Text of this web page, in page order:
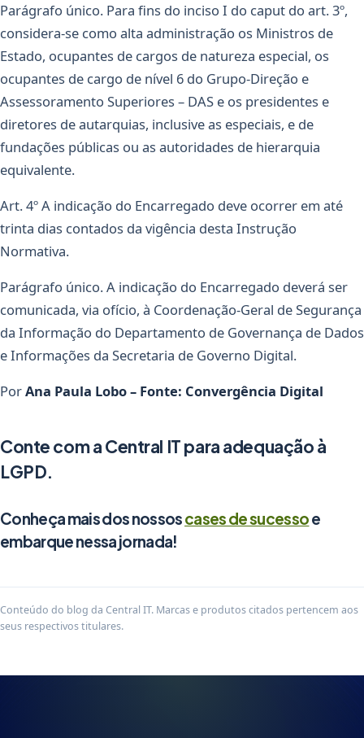
Parágrafo único. Para fins do inciso I do caput do art. 3º,
considera-se como alta administração os Ministros de
Estado, ocupantes de cargos de natureza especial, os
ocupantes de cargo de nível 6 do Grupo-Direção e
Assessoramento Superiores – DAS e os presidentes e
diretores de autarquias, inclusive as especiais, e de
fundações públicas ou as autoridades de hierarquia
equivalente.
Art. 4º A indicação do Encarregado deve ocorrer em até
trinta dias contados da vigência desta Instrução
Normativa.
Parágrafo único. A indicação do Encarregado deverá ser
comunicada, via ofício, à Coordenação-Geral de Segurança
da Informação do Departamento de Governança de Dados
e Informações da Secretaria de Governo Digital.
PorAna Paula Lobo – Fonte: Convergência Digital
Conte com a Central IT para adequação à
LGPD.
Conheça mais dos nossoscases de sucessoe
embarque nessa jornada!
Conteúdo do blog da Central IT. Marcas e produtos citados pertencem aos
seus respectivos titulares.